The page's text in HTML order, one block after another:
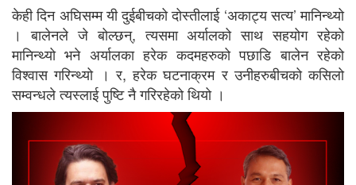
केही दिन अघिसम्म यी दुईबीचको दोस्तीलाई ‘अकाट्य सत्य’ मानिन्थ्यो
। बालेनले जे बोल्छन्, त्यसमा अर्यालको साथ सहयोग रहेको
मानिन्थ्यो भने अर्यालका हरेक कदमहरुको पछाडि बालेन रहेको
विश्वास गरिन्थ्यो । र, हरेक घटनाक्रम र उनीहरुबीचको कसिलो
सम्वन्धले त्यस्लाई पुष्टि नै गरिरहेको थियो ।